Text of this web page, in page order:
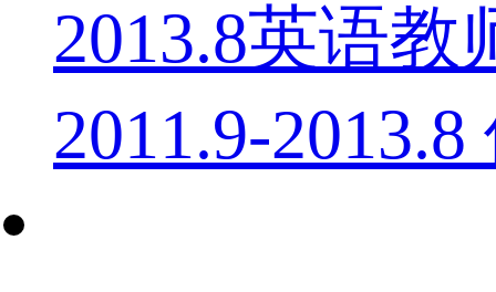
2013.8英语
2011.9-